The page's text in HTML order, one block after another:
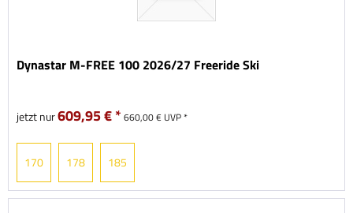
Dynastar M-FREE 100 2026/27 Freeride Ski
jetzt nur609,95 € * 660,00 € UVP *
170 178 185